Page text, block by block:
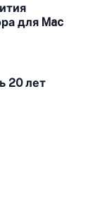
для Mac
20 лет